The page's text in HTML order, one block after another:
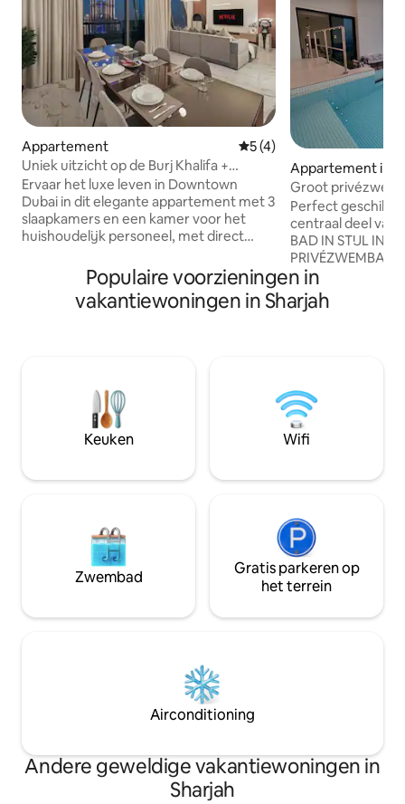
Appartement Gemiddelde beoordeling
5 (4)
Uniek uitzicht op de Burj Khalifa +
fontein | Vista Luxe
Ervaar het luxe leven in Downtown
Dubai in dit elegante appartement met 3
slaapkamers en een kamer voor het
huishoudelijk personeel, met direct
privébalkon met uitzicht op de skyline.
Dit verblijf wordt beheerd door Crown
Vacation en combineert het comfort
steenworp afstand van de Dubai Mall en
de Dubai Opera. Gasten hebben ook
toegang tot een gedeeld zwembad, een
fitnessruimte en 24/7 beveiliging.
Appartement in
Groot
personen,
zonsondergang
Perfect geschikt
centraal deel van
BAD IN STIJL IN
PRIVÉZWEMBAD
ZONSONDERGANG
prachtige
trakteer je
centrum, dicht bij
supermarkt op de
geweldige
Populaire voorzieningen in
vakantiewoningen in Sharjah
Keuken Wifi
Zwembad
Gratis parkeren op
het terrein
Airconditioning
Andere geweldige vakantiewoningen in
Sharjah